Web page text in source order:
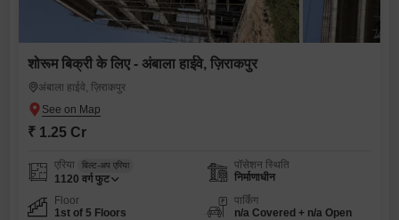
शोरूम बिक्री के लिए - अंबाला हाईवे, ज़िराकपुर
अंबाला हाईवे, ज़िराकपुर
₹ 1.25 Cr
एरिया बिल्ट-अप एरिया
1120 वर्ग फुट
पॉसेशन स्थिति
निर्माणाधीन
Floor
1st of 5 Floors
पार्किंग
n/a Covered + n/a Open